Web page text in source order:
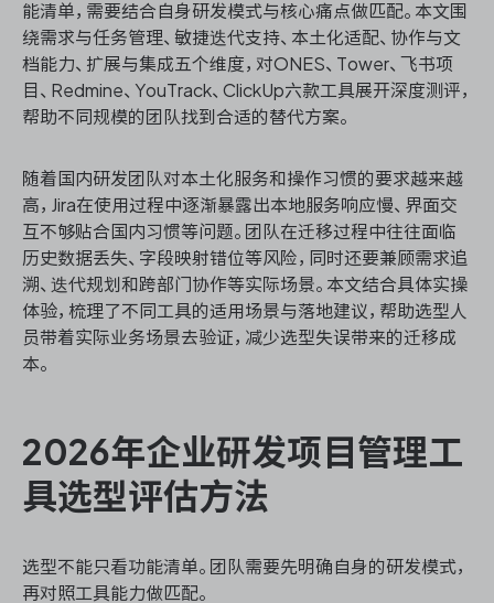
ONES 资讯
能清单，需要结合自身研发模式与核心痛点做匹配。本文围
绕需求与任务管理、敏捷迭代支持、本土化适配、协作与文
档能力、扩展与集成五个维度，对ONES、Tower、飞书项
目、Redmine、YouTrack、ClickUp六款工具展开深度测评，
帮助不同规模的团队找到合适的替代方案。
随着国内研发团队对本土化服务和操作习惯的要求越来越
高，Jira在使用过程中逐渐暴露出本地服务响应慢、界面交
互不够贴合国内习惯等问题。团队在迁移过程中往往面临
历史数据丢失、字段映射错位等风险，同时还要兼顾需求追
溯、迭代规划和跨部门协作等实际场景。本文结合具体实操
体验，梳理了不同工具的适用场景与落地建议，帮助选型人
员带着实际业务场景去验证，减少选型失误带来的迁移成
本。
2026年企业研发项目管理工
具选型评估方法
选型不能只看功能清单。团队需要先明确自身的研发模式，
再对照工具能力做匹配。